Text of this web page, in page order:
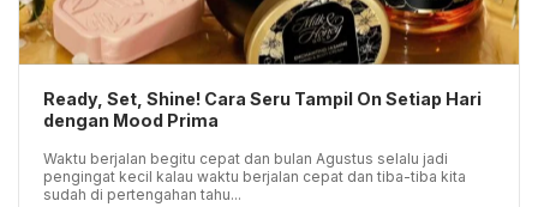
Ready, Set, Shine! Cara Seru Tampil On Setiap Hari
dengan Mood Prima
Waktu berjalan begitu cepat dan bulan Agustus selalu jadi
pengingat kecil kalau waktu berjalan cepat dan tiba-tiba kita
sudah di pertengahan tahu...